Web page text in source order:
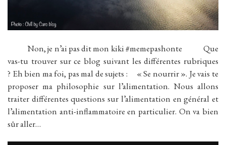
Non, je n’ai pas dit mon kiki #memepashonte Que
vas-tu trouver sur ce blog suivant les différentes rubriques
? Eh bien ma foi, pas mal de sujets : « Se nourrir ». Je vais te
proposer ma philosophie sur l’alimentation. Nous allons
traiter différentes questions sur l’alimentation en général et
l’alimentation anti-inflammatoire en particulier. On va bien
sûr aller…